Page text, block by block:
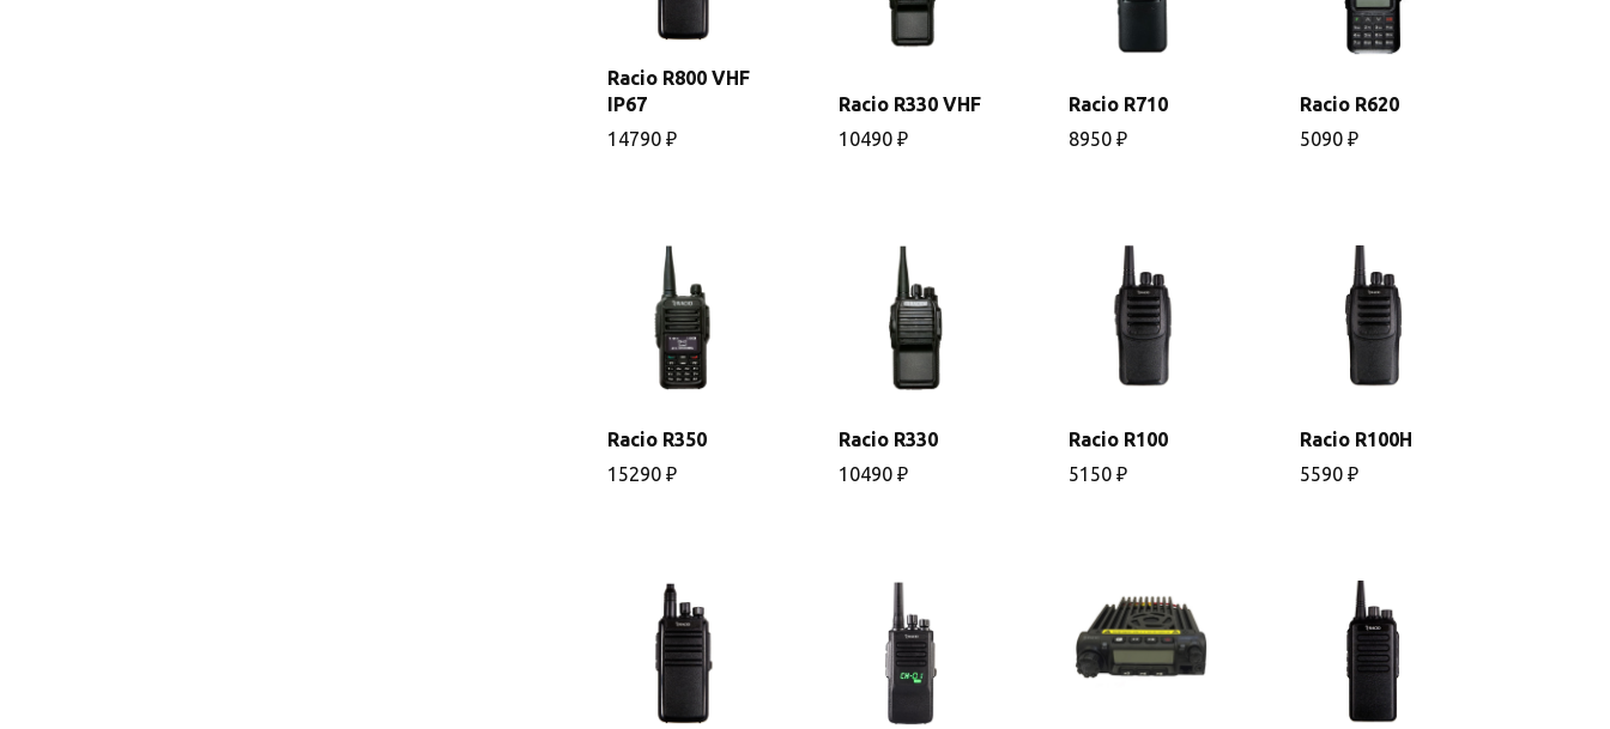
Racio R800 VHF
IP67
14790 ₽
В
корзину
Racio R330 VHF
10490 ₽
В
корзину
Racio R710
8950 ₽
В
корзину
Racio R620
5090 ₽
В
корзину
Racio R350
15290 ₽
В
корзину
Racio R330
10490 ₽
В
корзину
Racio R100
5150 ₽
В
корзину
Racio R100H
5590 ₽